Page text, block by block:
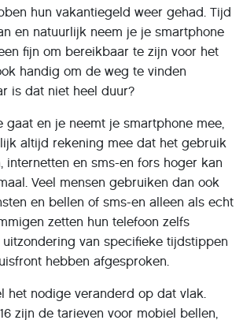
hun vakantiegeld weer gehad. Tijd
en natuurlijk neem je je smartphone
fijn om bereikbaar te zijn voor het
handig om de weg te vinden
is dat niet heel duur?
gaat en je neemt je smartphone mee,
altijd rekening mee dat het gebruik
internetten en sms-en fors hoger kan
Veel mensen gebruiken dan ook
en bellen of sms-en alleen als echt
zetten hun telefoon zelfs
uitzondering van specifieke tijdstippen
hebben afgesproken.
het nodige veranderd op dat vlak.
zijn de tarieven voor mobiel bellen,